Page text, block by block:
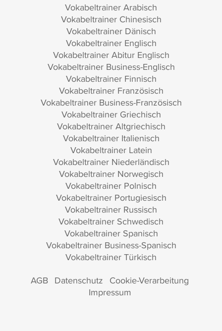
Vokabeltrainer Arabisch
Vokabeltrainer Chinesisch
Vokabeltrainer Dänisch
Vokabeltrainer Englisch
Vokabeltrainer Abitur Englisch
Vokabeltrainer Business-Englisch
Vokabeltrainer Finnisch
Vokabeltrainer Französisch
Vokabeltrainer Business-Französisch
Vokabeltrainer Griechisch
Vokabeltrainer Altgriechisch
Vokabeltrainer Italienisch
Vokabeltrainer Latein
Vokabeltrainer Niederländisch
Vokabeltrainer Norwegisch
Vokabeltrainer Polnisch
Vokabeltrainer Portugiesisch
Vokabeltrainer Russisch
Vokabeltrainer Schwedisch
Vokabeltrainer Spanisch
Vokabeltrainer Business-Spanisch
Vokabeltrainer Türkisch
AGB Datenschutz Cookie-Verarbeitung
Impressum